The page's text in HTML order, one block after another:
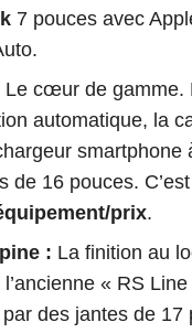
7 pouces avec
Le cœur de gamme.
automatique, la
smartphone
de 16 pouces. C’est
prix.
: La finition au
« RS
des jantes de 17